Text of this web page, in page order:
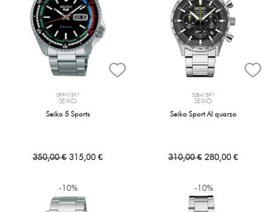
SRPK13K1
SEIKO
Seiko 5 Sports
350,00 € 315,00 €
SSB413P1
SEIKO
Seiko Sport Al quarzo
310,00 € 280,00 €
-10% -10%